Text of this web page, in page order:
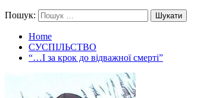
Пошук:
Home
СУСПІЛЬСТВО
“…І за крок до відважної смерті”